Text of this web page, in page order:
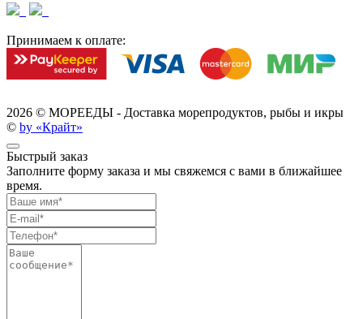
Принимаем к оплате:
2026 © МОРЕЕДЫ - Доставка морепродуктов, рыбы и икры
© by «Крайт»
Быстрый заказ
Заполните форму заказа и мы свяжемся с вами в ближайшее
время.